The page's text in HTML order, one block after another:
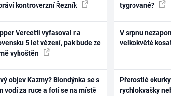
kontroverzní Řezník
Vercetti vyfasoval na
5 let vězení, pak bude ze
vyhoštěn
objev Kazmy? Blondýnka se s
vodí za ruce a fotí se na místě
tygrované?
V srpnu
velkokvěté
Přerostlé
rychlokvašky